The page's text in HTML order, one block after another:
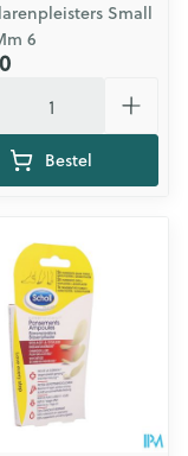
Small
6
Bestel